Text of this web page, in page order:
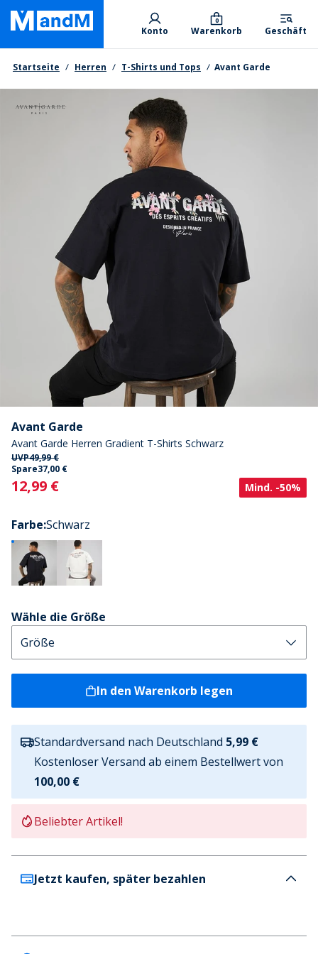
Skip
main
content
Primary departments
Konto Warenkorb
0
Geschäft
Brotkrumen
Startseite Herren T-Shirts und Tops Avant Garde
Avant Garde
Avant Garde Herren Gradient T-Shirts Schwarz
UVP49,99 €
Spare37,00 €
Current
12,99 € Mind. -50%
Farbe:Schwarz
Wähle die Größe
In den Warenkorb legen
Standardversand nach Deutschland 5,99 €
Kostenloser Versand ab einem Bestellwert von
100,00 €
Beliebter Artikel!
Jetzt kaufen, später bezahlen